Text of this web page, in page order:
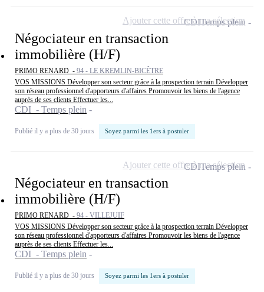
Négociateur en transaction
immobilière (H/F)
PRIMO RENARD - 94 - LE KREMLIN-BICÊTRE
VOS MISSIONS Développer son secteur grâce à la prospection terrain Développer
son réseau professionnel d'apporteurs d'affaires Promouvoir les biens de l'agence
auprès de ses clients Effectuer les...
CDI - Temps plein
Publié il y a plus de 30 jours Soyez parmi les 1ers à postuler
CDITemps plein
Ajouter cette offre à ma sélection
Négociateur en transaction
immobilière (H/F)
PRIMO RENARD - 94 - VILLEJUIF
VOS MISSIONS Développer son secteur grâce à la prospection terrain Développer
son réseau professionnel d'apporteurs d'affaires Promouvoir les biens de l'agence
auprès de ses clients Effectuer les...
CDI - Temps plein
Publié il y a plus de 30 jours Soyez parmi les 1ers à postuler
CDITemps plein
Ajouter cette offre à ma sélection